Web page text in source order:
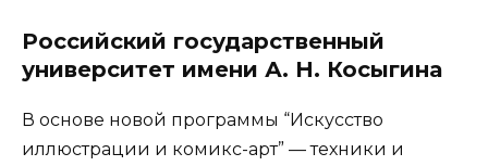
Российский государственный
университет имени А. Н. Косыгина
В основе новой программы “Искусство
иллюстрации и комикс-арт” — техники и